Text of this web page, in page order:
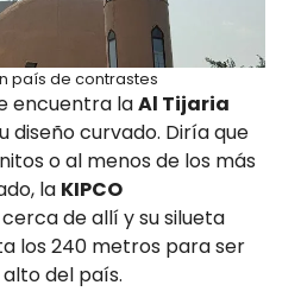
país de contrastes
encuentra laAl Tijaria
diseño curvado. Diría que
o al menos de los más
la KIPCO
de allí y su silueta
los 240 metros para ser
del país.